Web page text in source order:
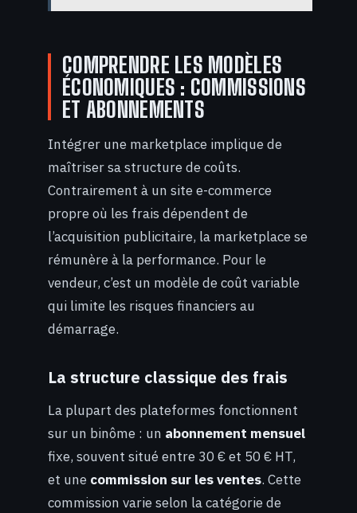
COMPRENDRE LES MODÈLES
ÉCONOMIQUES : COMMISSIONS
ET ABONNEMENTS
Intégrer une marketplace implique de
maîtriser sa structure de coûts.
Contrairement à un site e-commerce
propre où les frais dépendent de
l’acquisition publicitaire, la marketplace se
rémunère à la performance. Pour le
vendeur, c’est un modèle de coût variable
qui limite les risques financiers au
démarrage.
La structure classique des frais
La plupart des plateformes fonctionnent
sur un binôme : un abonnement mensuel
fixe, souvent situé entre 30 € et 50 € HT,
et une commission sur les ventes. Cette
commission varie selon la catégorie de